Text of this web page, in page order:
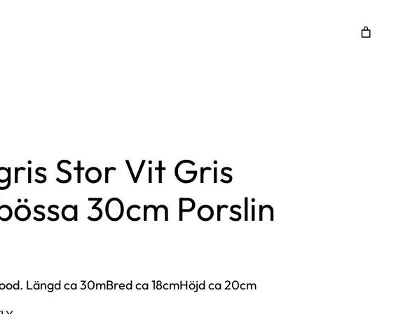
Stor Vit Gris
30cm Porslin
Längd ca 30mBred ca 18cmHöjd ca 20cm